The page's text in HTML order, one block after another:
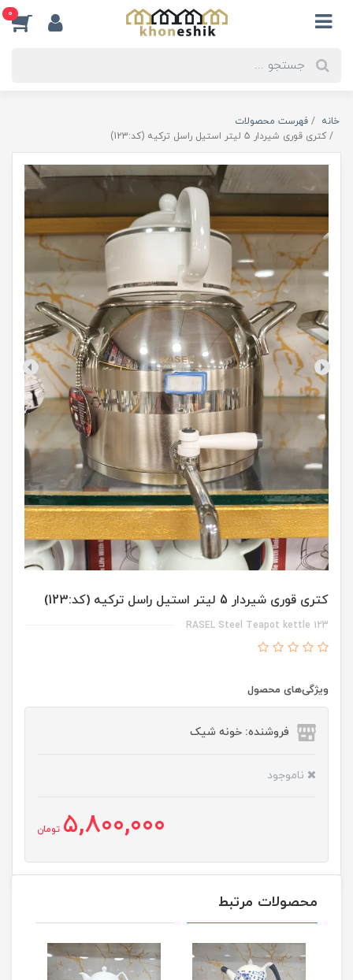
0
خانه
فهرست محصولات
کتری قوری شیردار 5 لیتر استیل راسل ترکیه (کد:123)
کتری قوری شیردار 5 لیتر استیل راسل ترکیه (کد:123)
RASEL Steel Teapot kettle 123
ویژگی‌های محصول
فروشنده: خونه شیک
ناموجود
5,800,000 تومان
محصولات مرتبط